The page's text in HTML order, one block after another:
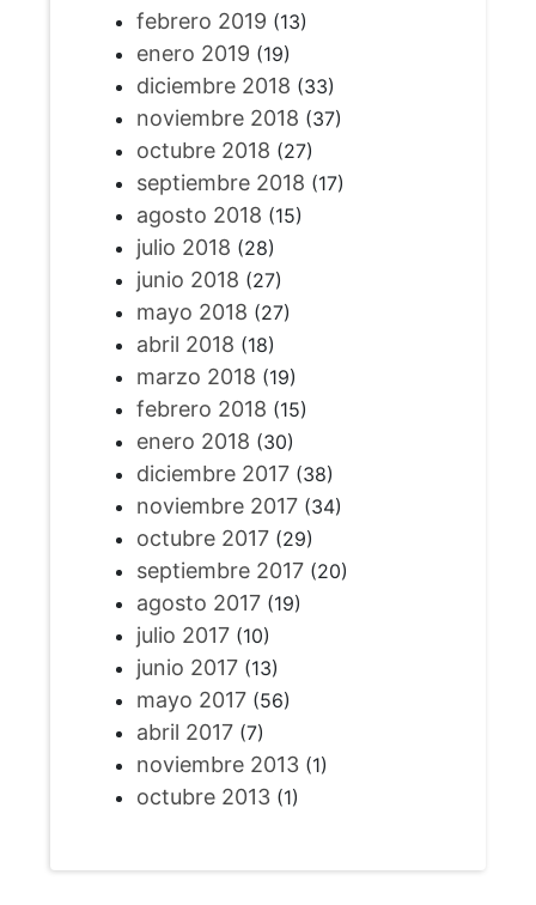
febrero 2019 (13)
enero 2019 (19)
diciembre 2018 (33)
noviembre 2018 (37)
octubre 2018 (27)
septiembre 2018 (17)
agosto 2018 (15)
julio 2018 (28)
junio 2018 (27)
mayo 2018 (27)
abril 2018 (18)
marzo 2018 (19)
febrero 2018 (15)
enero 2018 (30)
diciembre 2017(38)
noviembre 2017(34)
octubre 2017(29)
septiembre 2017(20)
agosto 2017(19)
julio 2017(10)
junio 2017(13)
mayo 2017(56)
abril 2017(7)
noviembre 2013(1)
octubre 2013(1)